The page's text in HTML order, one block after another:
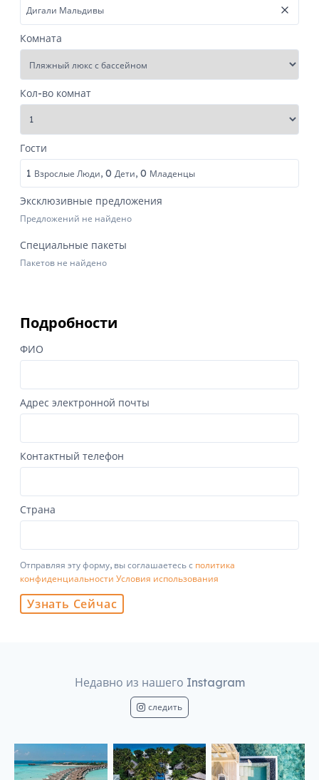
Комната
Кол-во комнат
Гости
1 Взрослые Люди, 0 Дети, 0 Младенцы
Эксклюзивные предложения
Предложений не найдено
Специальные пакеты
Пакетов не найдено
Подробности
ФИО
Адрес электронной почты
Контактный телефон
Страна
Отправляя эту форму, вы соглашаетесь с политика
конфиденциальности Условия использования
Узнать Сейчас
Недавно из нашего Instagram
следить